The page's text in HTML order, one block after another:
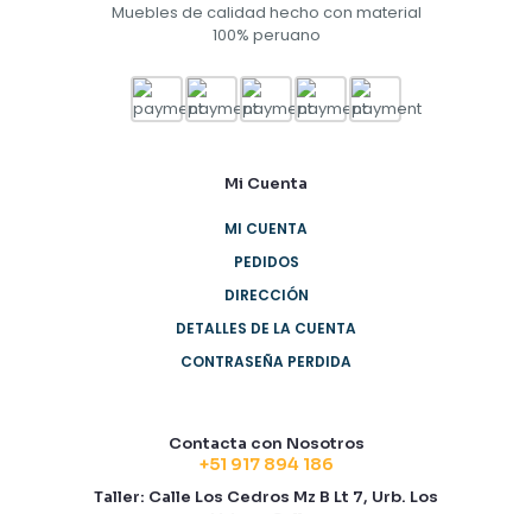
Muebles de calidad hecho con material
100% peruano
Mi Cuenta
MI CUENTA
PEDIDOS
DIRECCIÓN
DETALLES DE LA CUENTA
CONTRASEÑA PERDIDA
Contacta con Nosotros
+51 917 894 186
Taller: Calle Los Cedros Mz B Lt 7, Urb. Los